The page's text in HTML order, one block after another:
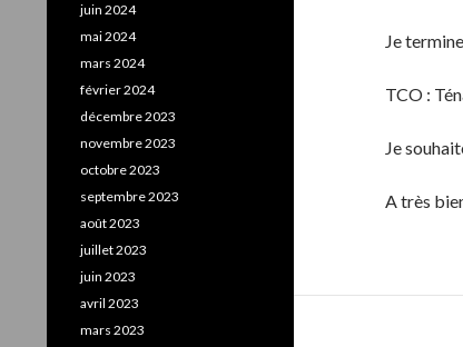
Je
TCO :
Je
A très
juin 2024
mai 2024
mars 2024
février 2024
décembre 2023
novembre 2023
octobre 2023
septembre 2023
août 2023
juillet 2023
juin 2023
avril 2023
mars 2023